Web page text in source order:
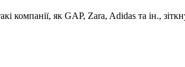
як GAP, Zara, Adidas та ін.,